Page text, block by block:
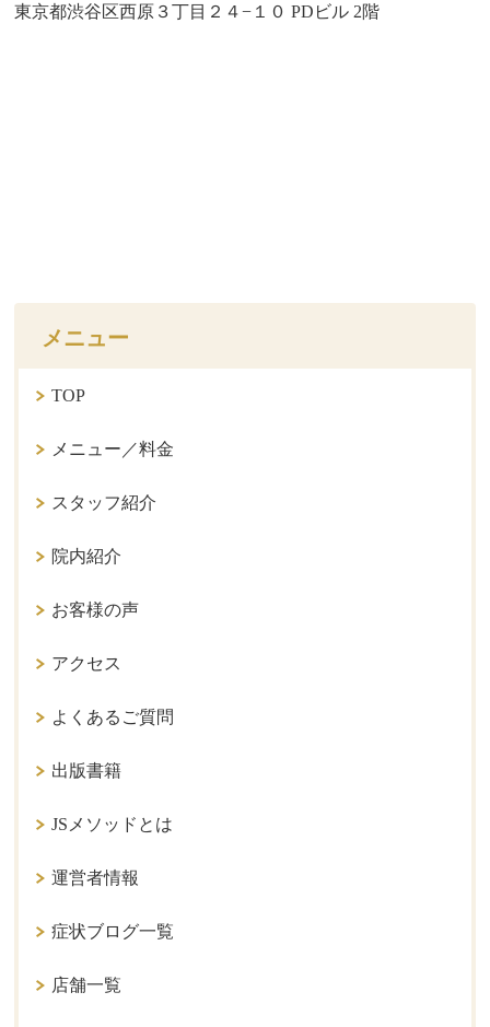
東京都渋谷区西原３丁目２４−１０ PDビル 2階
メニュー
TOP
メニュー／料金
スタッフ紹介
院内紹介
お客様の声
アクセス
よくあるご質問
出版書籍
JSメソッドとは
運営者情報
症状ブログ一覧
店舗一覧